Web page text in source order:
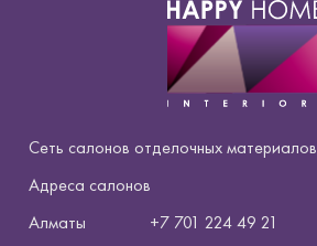
Сеть салонов отделочных материалов
Адреса салонов
Алматы
+7 701 224 49 21